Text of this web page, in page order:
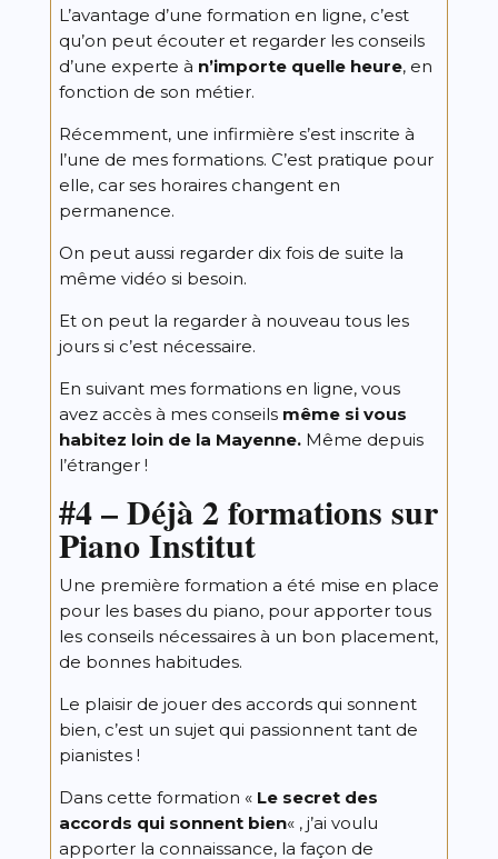
L’avantage d’une formation en ligne, c’est
qu’on peut écouter et regarder les conseils
d’une experte à n’importe quelle heure, en
fonction de son métier.
Récemment, une infirmière s’est inscrite à
l’une de mes formations. C’est pratique pour
elle, car ses horaires changent en
permanence.
On peut aussi regarder dix fois de suite la
même vidéo si besoin.
Et on peut la regarder à nouveau tous les
jours si c’est nécessaire.
En suivant mes formations en ligne, vous
avez accès à mes conseils même si vous
habitez loin de la Mayenne.Même depuis
l’étranger !
#4 –Déjà 2 formations sur
Piano Institut
Une première formation a été mise en place
pour les bases du piano, pour apporter tous
les conseils nécessaires à un bon placement,
de bonnes habitudes.
Le plaisir de jouer des accords qui sonnent
bien, c’est un sujet qui passionnent tant de
pianistes !
Dans cette formation « Le secret des
accords qui sonnent bien« , j’ai voulu
apporter la connaissance, la façon de